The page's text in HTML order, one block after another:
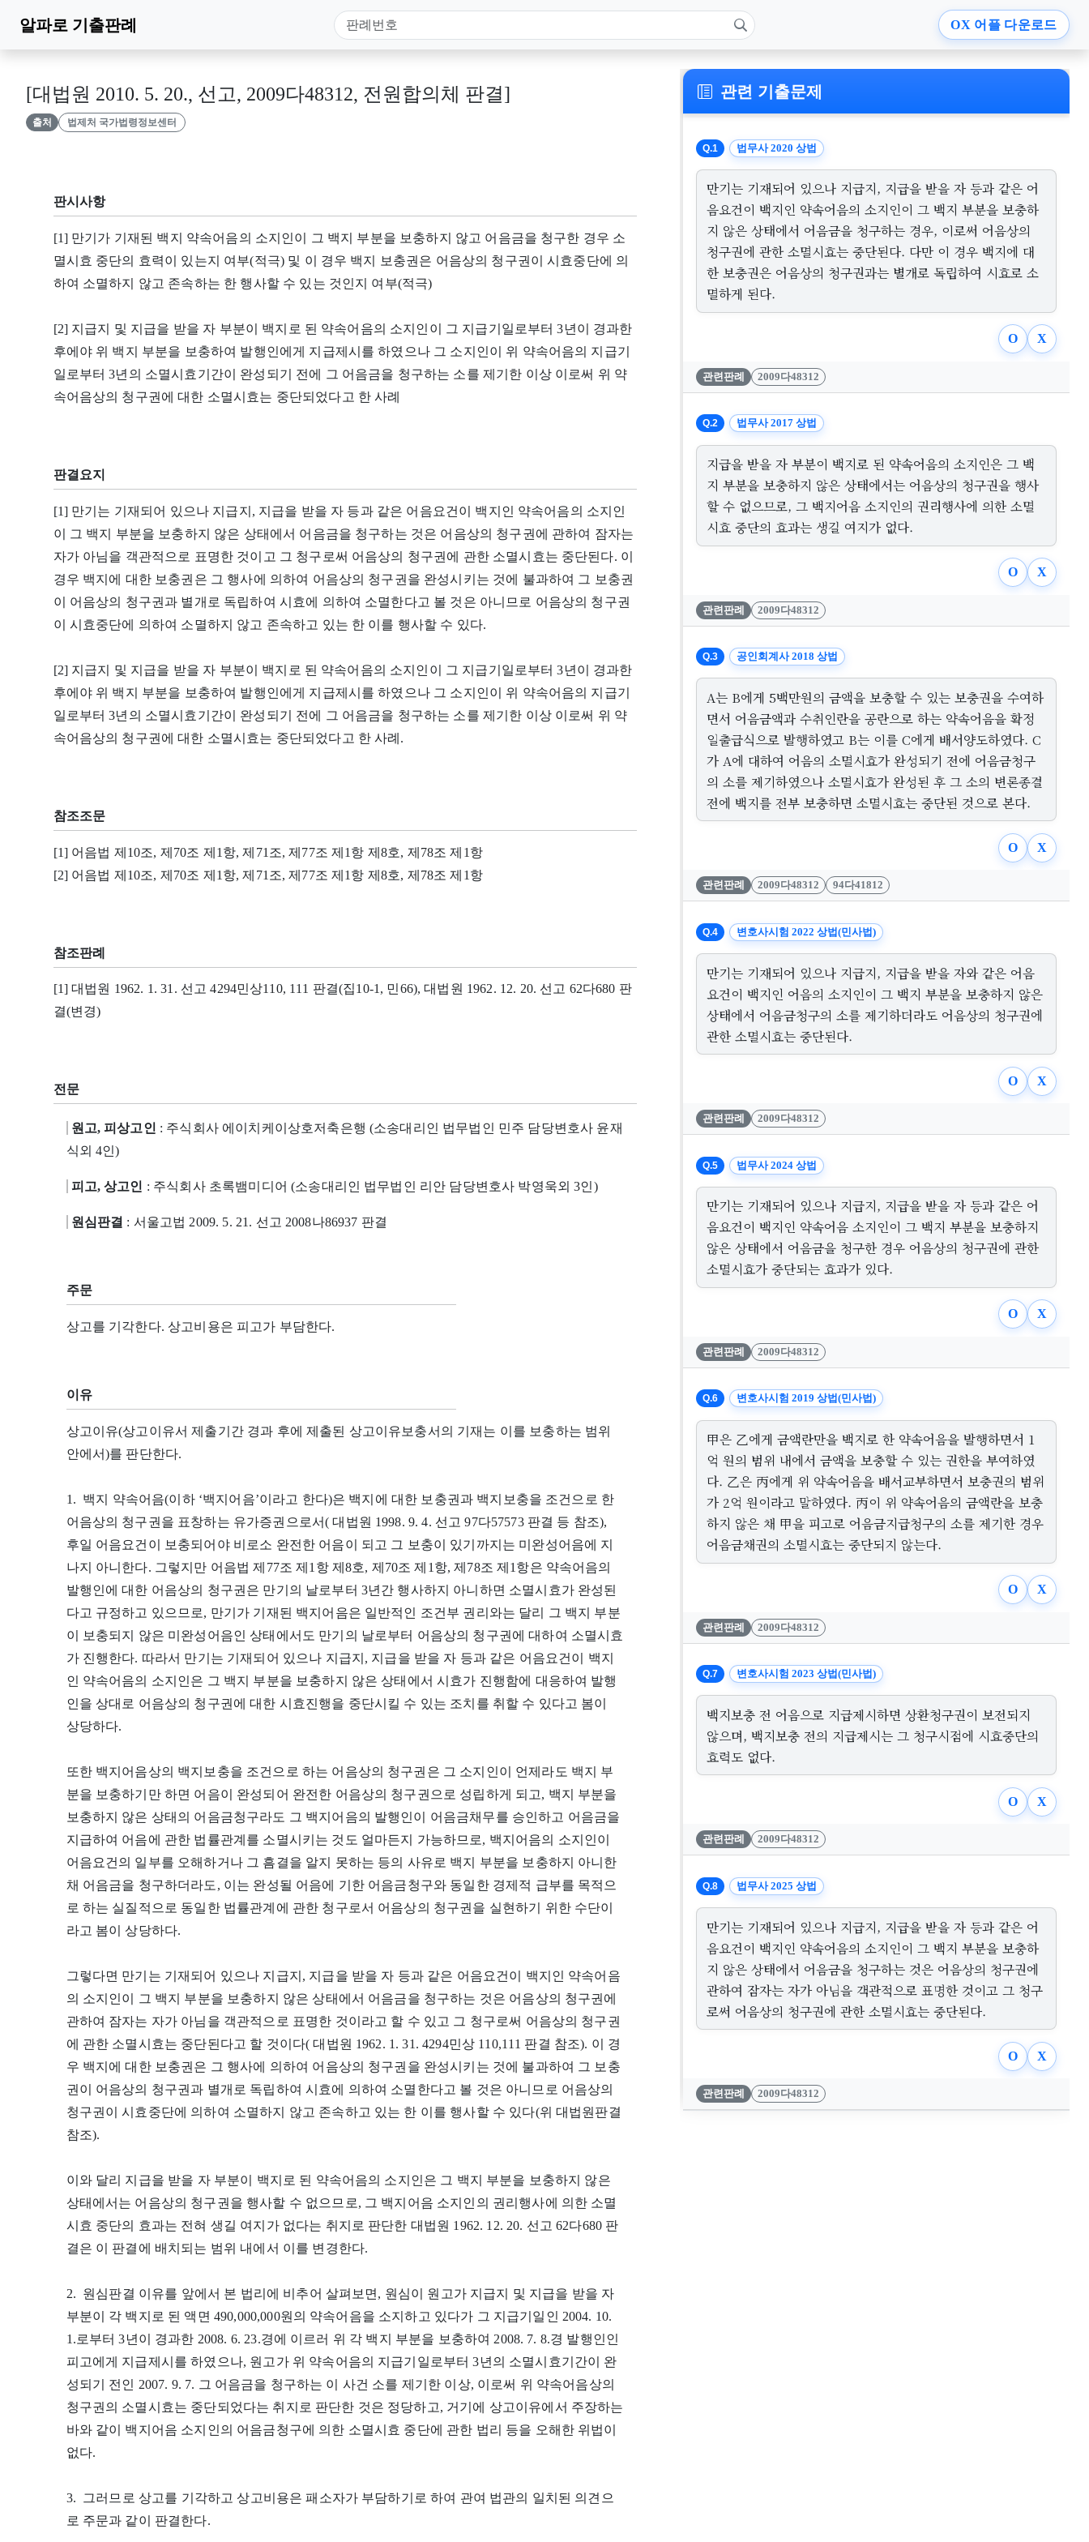
알파로 기출판례 OX 어플 다운로드
[대법원 2010. 5. 20., 선고, 2009다48312, 전원합의체 판결]
출처 법제처 국가법령정보센터
판시사항
[1] 만기가 기재된 백지 약속어음의 소지인이 그 백지 부분을 보충하지 않고 어음금을 청구한 경우 소
멸시효 중단의 효력이 있는지 여부(적극) 및 이 경우 백지 보충권은 어음상의 청구권이 시효중단에 의
하여 소멸하지 않고 존속하는 한 행사할 수 있는 것인지 여부(적극)
[2] 지급지 및 지급을 받을 자 부분이 백지로 된 약속어음의 소지인이 그 지급기일로부터 3년이 경과한
후에야 위 백지 부분을 보충하여 발행인에게 지급제시를 하였으나 그 소지인이 위 약속어음의 지급기
일로부터 3년의 소멸시효기간이 완성되기 전에 그 어음금을 청구하는 소를 제기한 이상 이로써 위 약
속어음상의 청구권에 대한 소멸시효는 중단되었다고 한 사례
판결요지
[1] 만기는 기재되어 있으나 지급지, 지급을 받을 자 등과 같은 어음요건이 백지인 약속어음의 소지인
이 그 백지 부분을 보충하지 않은 상태에서 어음금을 청구하는 것은 어음상의 청구권에 관하여 잠자는
자가 아님을 객관적으로 표명한 것이고 그 청구로써 어음상의 청구권에 관한 소멸시효는 중단된다. 이
경우 백지에 대한 보충권은 그 행사에 의하여 어음상의 청구권을 완성시키는 것에 불과하여 그 보충권
이 어음상의 청구권과 별개로 독립하여 시효에 의하여 소멸한다고 볼 것은 아니므로 어음상의 청구권
이 시효중단에 의하여 소멸하지 않고 존속하고 있는 한 이를 행사할 수 있다.
[2] 지급지 및 지급을 받을 자 부분이 백지로 된 약속어음의 소지인이 그 지급기일로부터 3년이 경과한
후에야 위 백지 부분을 보충하여 발행인에게 지급제시를 하였으나 그 소지인이 위 약속어음의 지급기
일로부터 3년의 소멸시효기간이 완성되기 전에 그 어음금을 청구하는 소를 제기한 이상 이로써 위 약
속어음상의 청구권에 대한 소멸시효는 중단되었다고 한 사례.
참조조문
[1] 어음법 제10조, 제70조 제1항, 제71조, 제77조 제1항 제8호, 제78조 제1항
[2] 어음법 제10조, 제70조 제1항, 제71조, 제77조 제1항 제8호, 제78조 제1항
참조판례
[1] 대법원 1962. 1. 31. 선고 4294민상110, 111 판결(집10-1, 민66), 대법원 1962. 12. 20. 선고 62다680 판
결(변경)
전문
원고, 피상고인 : 주식회사 에이치케이상호저축은행 (소송대리인 법무법인 민주 담당변호사 윤재
식외 4인)
피고, 상고인 : 주식회사 초록뱀미디어 (소송대리인 법무법인 리안 담당변호사 박영욱외 3인)
원심판결 : 서울고법 2009. 5. 21. 선고 2008나86937 판결
주문
상고를 기각한다. 상고비용은 피고가 부담한다.
이유
상고이유(상고이유서 제출기간 경과 후에 제출된 상고이유보충서의 기재는 이를 보충하는 범위
안에서)를 판단한다.
1. 백지 약속어음(이하 ‘백지어음’이라고 한다)은 백지에 대한 보충권과 백지보충을 조건으로 한
어음상의 청구권을 표창하는 유가증권으로서( 대법원 1998. 9. 4. 선고 97다57573 판결 등 참조),
후일 어음요건이 보충되어야 비로소 완전한 어음이 되고 그 보충이 있기까지는 미완성어음에 지
나지 아니한다. 그렇지만 어음법 제77조 제1항 제8호, 제70조 제1항, 제78조 제1항은 약속어음의
발행인에 대한 어음상의 청구권은 만기의 날로부터 3년간 행사하지 아니하면 소멸시효가 완성된
다고 규정하고 있으므로, 만기가 기재된 백지어음은 일반적인 조건부 권리와는 달리 그 백지 부분
이 보충되지 않은 미완성어음인 상태에서도 만기의 날로부터 어음상의 청구권에 대하여 소멸시효
가 진행한다. 따라서 만기는 기재되어 있으나 지급지, 지급을 받을 자 등과 같은 어음요건이 백지
인 약속어음의 소지인은 그 백지 부분을 보충하지 않은 상태에서 시효가 진행함에 대응하여 발행
인을 상대로 어음상의 청구권에 대한 시효진행을 중단시킬 수 있는 조치를 취할 수 있다고 봄이
상당하다.
또한 백지어음상의 백지보충을 조건으로 하는 어음상의 청구권은 그 소지인이 언제라도 백지 부
분을 보충하기만 하면 어음이 완성되어 완전한 어음상의 청구권으로 성립하게 되고, 백지 부분을
보충하지 않은 상태의 어음금청구라도 그 백지어음의 발행인이 어음금채무를 승인하고 어음금을
지급하여 어음에 관한 법률관계를 소멸시키는 것도 얼마든지 가능하므로, 백지어음의 소지인이
어음요건의 일부를 오해하거나 그 흠결을 알지 못하는 등의 사유로 백지 부분을 보충하지 아니한
채 어음금을 청구하더라도, 이는 완성될 어음에 기한 어음금청구와 동일한 경제적 급부를 목적으
로 하는 실질적으로 동일한 법률관계에 관한 청구로서 어음상의 청구권을 실현하기 위한 수단이
라고 봄이 상당하다.
그렇다면 만기는 기재되어 있으나 지급지, 지급을 받을 자 등과 같은 어음요건이 백지인 약속어음
의 소지인이 그 백지 부분을 보충하지 않은 상태에서 어음금을 청구하는 것은 어음상의 청구권에
관하여 잠자는 자가 아님을 객관적으로 표명한 것이라고 할 수 있고 그 청구로써 어음상의 청구권
에 관한 소멸시효는 중단된다고 할 것이다( 대법원 1962. 1. 31. 4294민상 110,111 판결 참조). 이 경
우 백지에 대한 보충권은 그 행사에 의하여 어음상의 청구권을 완성시키는 것에 불과하여 그 보충
권이 어음상의 청구권과 별개로 독립하여 시효에 의하여 소멸한다고 볼 것은 아니므로 어음상의
청구권이 시효중단에 의하여 소멸하지 않고 존속하고 있는 한 이를 행사할 수 있다(위 대법원판결
참조).
이와 달리 지급을 받을 자 부분이 백지로 된 약속어음의 소지인은 그 백지 부분을 보충하지 않은
상태에서는 어음상의 청구권을 행사할 수 없으므로, 그 백지어음 소지인의 권리행사에 의한 소멸
시효 중단의 효과는 전혀 생길 여지가 없다는 취지로 판단한 대법원 1962. 12. 20. 선고 62다680 판
결은 이 판결에 배치되는 범위 내에서 이를 변경한다.
2. 원심판결 이유를 앞에서 본 법리에 비추어 살펴보면, 원심이 원고가 지급지 및 지급을 받을 자
부분이 각 백지로 된 액면 490,000,000원의 약속어음을 소지하고 있다가 그 지급기일인 2004. 10.
1.로부터 3년이 경과한 2008. 6. 23.경에 이르러 위 각 백지 부분을 보충하여 2008. 7. 8.경 발행인인
피고에게 지급제시를 하였으나, 원고가 위 약속어음의 지급기일로부터 3년의 소멸시효기간이 완
성되기 전인 2007. 9. 7. 그 어음금을 청구하는 이 사건 소를 제기한 이상, 이로써 위 약속어음상의
청구권의 소멸시효는 중단되었다는 취지로 판단한 것은 정당하고, 거기에 상고이유에서 주장하는
바와 같이 백지어음 소지인의 어음금청구에 의한 소멸시효 중단에 관한 법리 등을 오해한 위법이
없다.
3. 그러므로 상고를 기각하고 상고비용은 패소자가 부담하기로 하여 관여 법관의 일치된 의견으
로 주문과 같이 판결한다.
관련 기출문제
Q.1 법무사 2020 상법
만기는 기재되어 있으나 지급지, 지급을 받을 자 등과 같은 어
음요건이 백지인 약속어음의 소지인이 그 백지 부분을 보충하
지 않은 상태에서 어음금을 청구하는 경우, 이로써 어음상의
청구권에 관한 소멸시효는 중단된다. 다만 이 경우 백지에 대
한 보충권은 어음상의 청구권과는 별개로 독립하여 시효로 소
멸하게 된다.
O X
관련판례 2009다48312
Q.2 법무사 2017 상법
지급을 받을 자 부분이 백지로 된 약속어음의 소지인은 그 백
지 부분을 보충하지 않은 상태에서는 어음상의 청구권을 행사
할 수 없으므로, 그 백지어음 소지인의 권리행사에 의한 소멸
시효 중단의 효과는 생길 여지가 없다.
O X
관련판례 2009다48312
Q.3 공인회계사 2018 상법
A는 B에게 5백만원의 금액을 보충할 수 있는 보충권을 수여하
면서 어음금액과 수취인란을 공란으로 하는 약속어음을 확정
일출급식으로 발행하였고 B는 이를 C에게 배서양도하였다. C
가 A에 대하여 어음의 소멸시효가 완성되기 전에 어음금청구
의 소를 제기하였으나 소멸시효가 완성된 후 그 소의 변론종결
전에 백지를 전부 보충하면 소멸시효는 중단된 것으로 본다.
O X
관련판례 2009다48312 94다41812
Q.4 변호사시험 2022 상법(민사법)
만기는 기재되어 있으나 지급지, 지급을 받을 자와 같은 어음
요건이 백지인 어음의 소지인이 그 백지 부분을 보충하지 않은
상태에서 어음금청구의 소를 제기하더라도 어음상의 청구권에
관한 소멸시효는 중단된다.
O X
관련판례 2009다48312
Q.5 법무사 2024 상법
만기는 기재되어 있으나 지급지, 지급을 받을 자 등과 같은 어
음요건이 백지인 약속어음 소지인이 그 백지 부분을 보충하지
않은 상태에서 어음금을 청구한 경우 어음상의 청구권에 관한
소멸시효가 중단되는 효과가 있다.
O X
관련판례 2009다48312
Q.6 변호사시험 2019 상법(민사법)
甲은 乙에게 금액란만을 백지로 한 약속어음을 발행하면서 1
억 원의 범위 내에서 금액을 보충할 수 있는 권한을 부여하였
다. 乙은 丙에게 위 약속어음을 배서교부하면서 보충권의 범위
가 2억 원이라고 말하였다. 丙이 위 약속어음의 금액란을 보충
하지 않은 채 甲을 피고로 어음금지급청구의 소를 제기한 경우
어음금채권의 소멸시효는 중단되지 않는다.
O X
관련판례 2009다48312
Q.7 변호사시험 2023 상법(민사법)
백지보충 전 어음으로 지급제시하면 상환청구권이 보전되지
않으며, 백지보충 전의 지급제시는 그 청구시점에 시효중단의
효력도 없다.
O X
관련판례 2009다48312
Q.8 법무사 2025 상법
만기는 기재되어 있으나 지급지, 지급을 받을 자 등과 같은 어
음요건이 백지인 약속어음의 소지인이 그 백지 부분을 보충하
지 않은 상태에서 어음금을 청구하는 것은 어음상의 청구권에
관하여 잠자는 자가 아님을 객관적으로 표명한 것이고 그 청구
로써 어음상의 청구권에 관한 소멸시효는 중단된다.
O X
관련판례 2009다48312